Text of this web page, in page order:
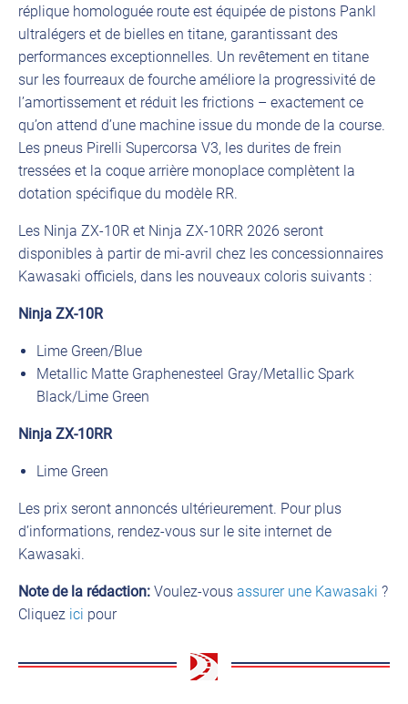
réplique homologuée route est équipée de pistons Pankl
ultralégers et de bielles en titane, garantissant des
performances exceptionnelles. Un revêtement en titane
sur les fourreaux de fourche améliore la progressivité de
l’amortissement et réduit les frictions – exactement ce
qu’on attend d’une machine issue du monde de la course.
Les pneus Pirelli Supercorsa V3, les durites de frein
tressées et la coque arrière monoplace complètent la
dotation spécifique du modèle RR.
Les Ninja ZX-10R et Ninja ZX-10RR 2026 seront
disponibles à partir de mi-avril chez les concessionnaires
Kawasaki officiels, dans les nouveaux coloris suivants :
Ninja ZX-10R
Lime Green/Blue
Metallic Matte Graphenesteel Gray/Metallic Spark
Black/Lime Green
Ninja ZX-10RR
Lime Green
Les prix seront annoncés ultérieurement. Pour plus
d’informations, rendez-vous sur le site internet de
Kawasaki.
Note de la rédaction: Voulez-vous assurer une Kawasaki ?
Cliquez ici pour